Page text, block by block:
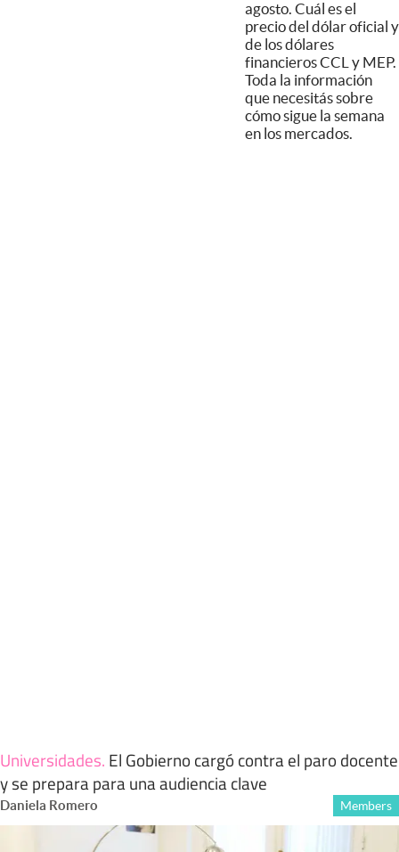
agosto. Cuál es el
precio del dólar oficial y
de los dólares
financieros CCL y MEP.
Toda la información
que necesitás sobre
cómo sigue la semana
en los mercados.
Universidades. El Gobierno cargó contra el paro docente
y se prepara para una audiencia clave
Daniela Romero Members